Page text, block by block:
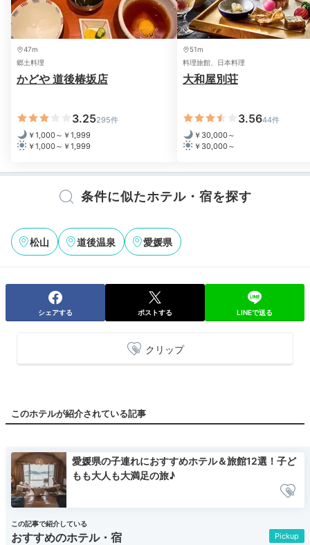
47m
郷土料理
かどや 道後椿坂店
3.25295件
￥1,000～￥1,999
￥1,000～￥1,999
51m
料理旅館、日本料理
大和屋別荘
3.5644件
￥30,000～
￥30,000～
条件に似たホテル・宿を探す
松山 道後温泉 愛媛県
シェアする ポストする LINEで送る
クリップ
このホテルが紹介されている記事
愛媛県の子連れにおすすめホテル＆旅館12選！子ど
もも大人も大満足の旅♪
Pickup
この記事で紹介している
おすすめのホテル・宿